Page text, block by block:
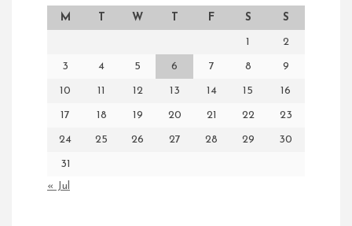
M T W T F S S
1 2
3 4 5 6 7 8 9
10 11 12 13 14 15 16
17 18 19 20 21 22 23
24 25 26 27 28 29 30
31
« Jul